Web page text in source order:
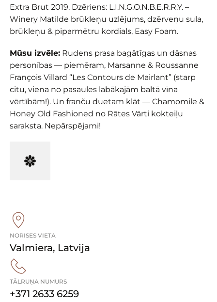
Extra Brut 2019. Dzēriens: L.I.N.G.O.N.B.E.R.R.Y. –
Winery Matilde brūkleņu uzlējums, dzērveņu sula,
brūkleņu & piparmētru kordials, Easy Foam.
Mūsu izvēle: Rudens prasa bagātīgas un dāsnas
personības — piemēram, Marsanne & Roussanne
François Villard “Les Contours de Mairlant” (starp
citu, viena no pasaules labākajām baltā vīna
vērtībām!). Un franču duetam klāt — Chamomile &
Honey Old Fashioned no Rātes Vārti kokteiļu
saraksta. Nepārspējami!
NORISES VIETA
Valmiera, Latvija
TĀLRUŅA NUMURS
+371 2633 6259